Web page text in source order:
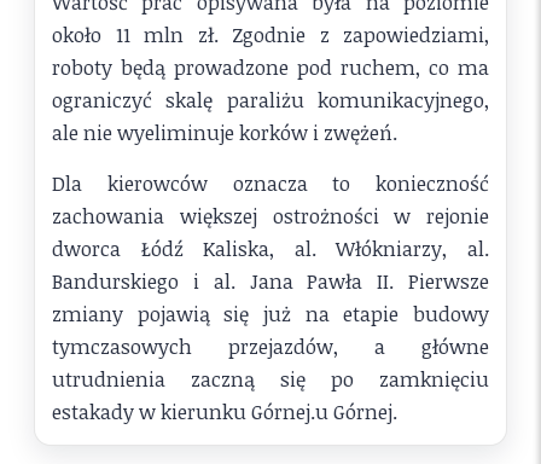
około 11 mln zł. Zgodnie z zapowiedziami,
roboty będą prowadzone pod ruchem, co ma
ograniczyć skalę paraliżu komunikacyjnego,
ale nie wyeliminuje korków i zwężeń.
Dla kierowców oznacza to konieczność
zachowania większej ostrożności w rejonie
dworca Łódź Kaliska, al. Włókniarzy, al.
Bandurskiego i al. Jana Pawła II. Pierwsze
zmiany pojawią się już na etapie budowy
tymczasowych przejazdów, a główne
utrudnienia zaczną się po zamknięciu
estakady w kierunku Górnej.u Górnej.